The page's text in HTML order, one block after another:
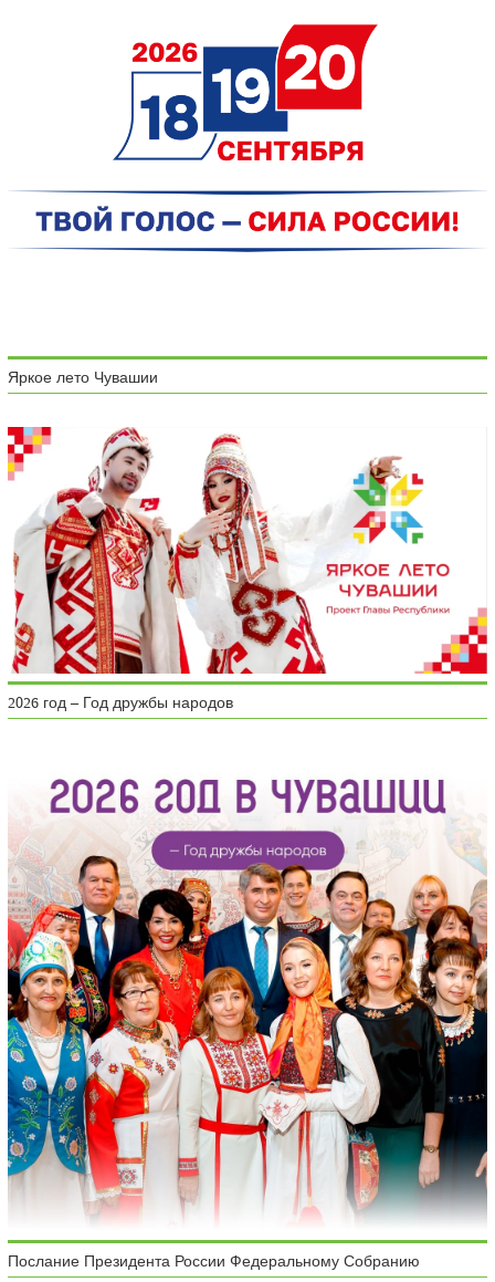
Яркое лето Чувашии
2026 год – Год дружбы народов
Послание Президента России Федеральному Собранию